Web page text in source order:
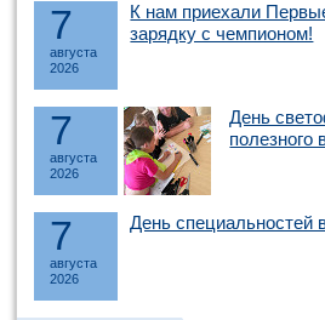
7
августа
2026
К нам приехали
зарядку с чемпионом!
7
августа
2026
День
полезного
7
августа
2026
День специальностей